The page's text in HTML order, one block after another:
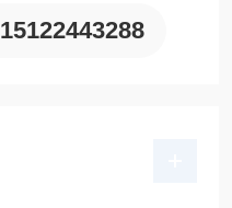
15122443288